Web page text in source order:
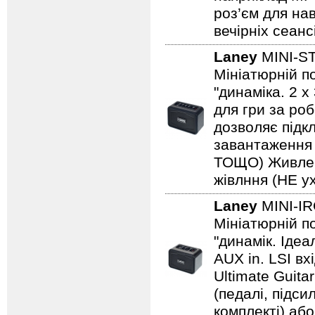
роз’єм для
вечірніх
Laney MINI-
Мініатюрній
"динаміка. 2
для гри за
дозволяє
завантаження
ТОЩО)
жівлння (НЕ
Laney MINI-
Мініатюрній
"динамік.
AUX in. LSI
Ultimate Guitar
(педалі,